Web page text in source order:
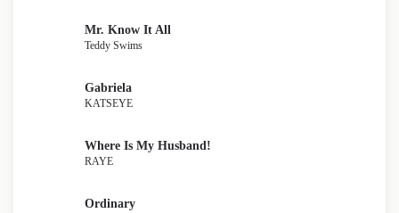
Mr. Know It All
Teddy Swims
Gabriela
KATSEYE
Where Is My Husband!
RAYE
Ordinary